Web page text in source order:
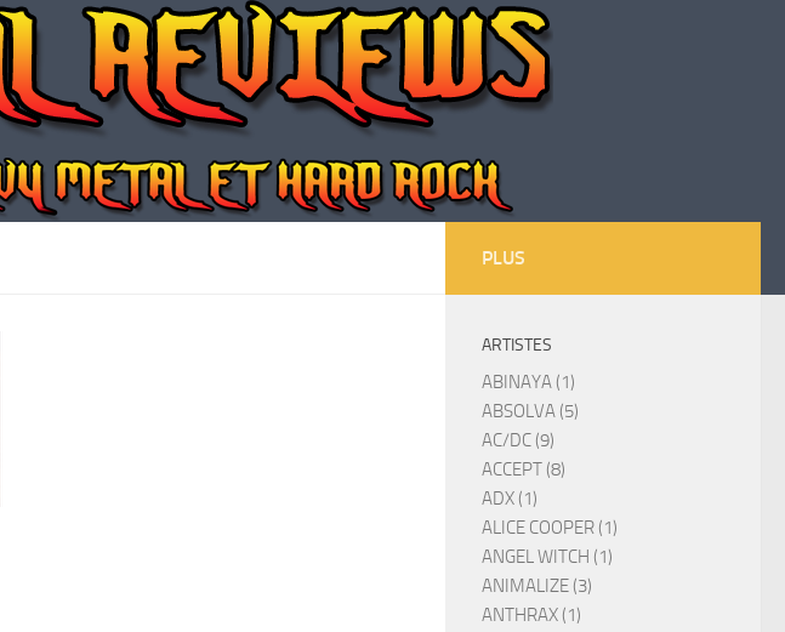
PLUS
ARTISTES
ABINAYA (1)
ABSOLVA (5)
AC/DC (9)
ACCEPT (8)
ADX (1)
ALICE COOPER (1)
ANGEL WITCH (1)
ANIMALIZE (3)
ANTHRAX (1)